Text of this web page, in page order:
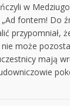
w
fontem! Do
przypomniał,
może
mają